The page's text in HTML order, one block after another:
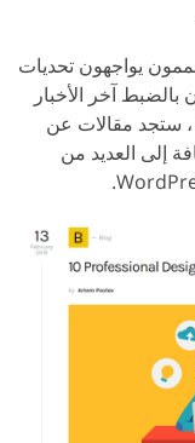
يواجهون تحديات
آخر الأخبار
، ستجد مقالات عن
إلى العديد من